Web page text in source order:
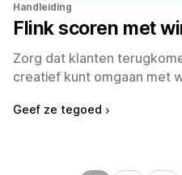
Handleiding
Flink scoren met
Zorg dat klanten
creatief kunt omgaan met
Geef ze tegoed